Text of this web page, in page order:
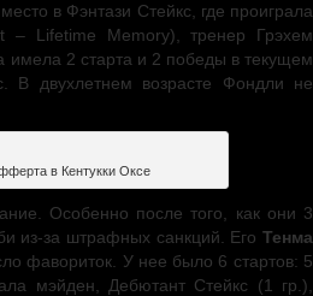
в Фэнтази Стейкс, где проиграла
– Lifetime Memory), тренер Грэхем
2 старта и 2 победы в текущем
В двухлетнем возрасте Фондли не
в Кентукки Оксе
Особенно после того, как они 3
из-за штрафных санкций. Его Тенма
фавориток. У нее было 6 стартов: 5
мэйден, Дебютант Стейкс (1 гр.),